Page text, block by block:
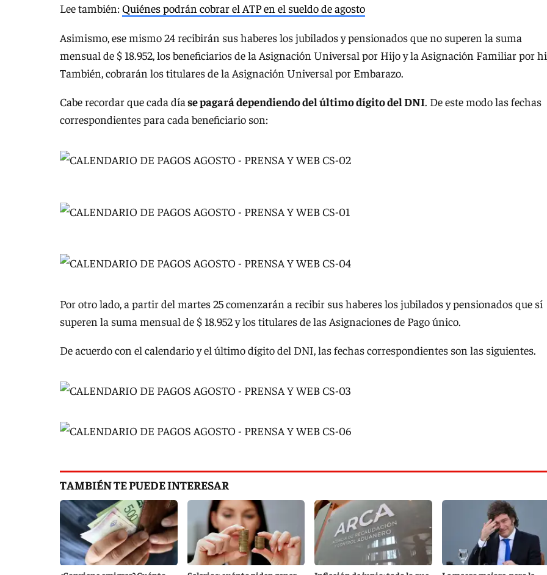
Lee también:Quiénes podrán cobrar el ATP en el sueldo de agosto
Asimismo, ese mismo 24 recibirán sus haberes los jubilados y pensionados que no superen la suma
mensual de $ 18.952, los beneficiarios de la Asignación Universal por Hijo y la Asignación Familiar por
También, cobrarán los titulares de la Asignación Universal por Embarazo.
Cabe recordar que cada díase pagará dependiendo del último dígito del DNI. De este modo las fechas
correspondientes para cada beneficiario son:
Por otro lado, a partir del martes 25 comenzarán a recibir sus haberes los jubilados y pensionados que sí
superen la suma mensual de $ 18.952 y los titulares de las Asignaciones de Pago único.
De acuerdo con el calendario y el último dígito del DNI, las fechas correspondientes son las siguientes.
TAMBIÉN TE PUEDE INTERESAR